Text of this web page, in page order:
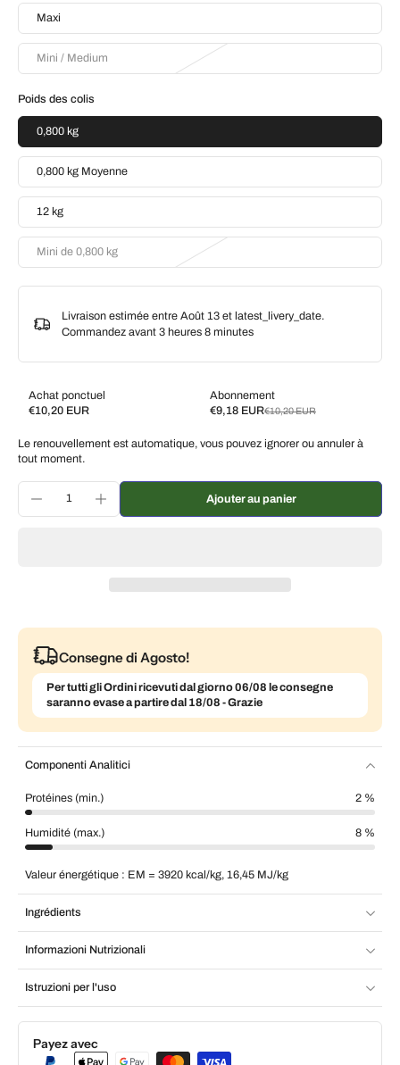
Maxi
Mini / Medium
Poids des colis
0,800 kg
0,800 kg Moyenne
12 kg
Mini de 0,800 kg
Livraison estimée entre Août 13 et latest_livery_date.
Commandez avant 3 heures 8 minutes
Achat ponctuel
€10,20 EUR
Abonnement
€9,18 EUR€10,20 EUR
Subscribe and save
Livrez toutes les 2 semaines, 10 % de réduction
Livrez toutes les 3 semaines, 7 % de réduction
€9,49 EUR
Livrez chaque mois, 5 % de réduction
Le renouvellement est automatique, vous pouvez ignorer ou annuler à
tout moment.
Ajouter au panier
Consegne di Agosto!
Per tutti gli Ordini ricevuti dal giorno 06/08 le consegne
saranno evase a partire dal 18/08 - Grazie
Componenti Analitici
Protéines (min.) 2 %
Humidité (max.) 8 %
Valeur énergétique : EM = 3920 kcal/kg, 16,45 MJ/kg
Ingrédients
Informazioni Nutrizionali
Istruzioni per l'uso
Payez avec